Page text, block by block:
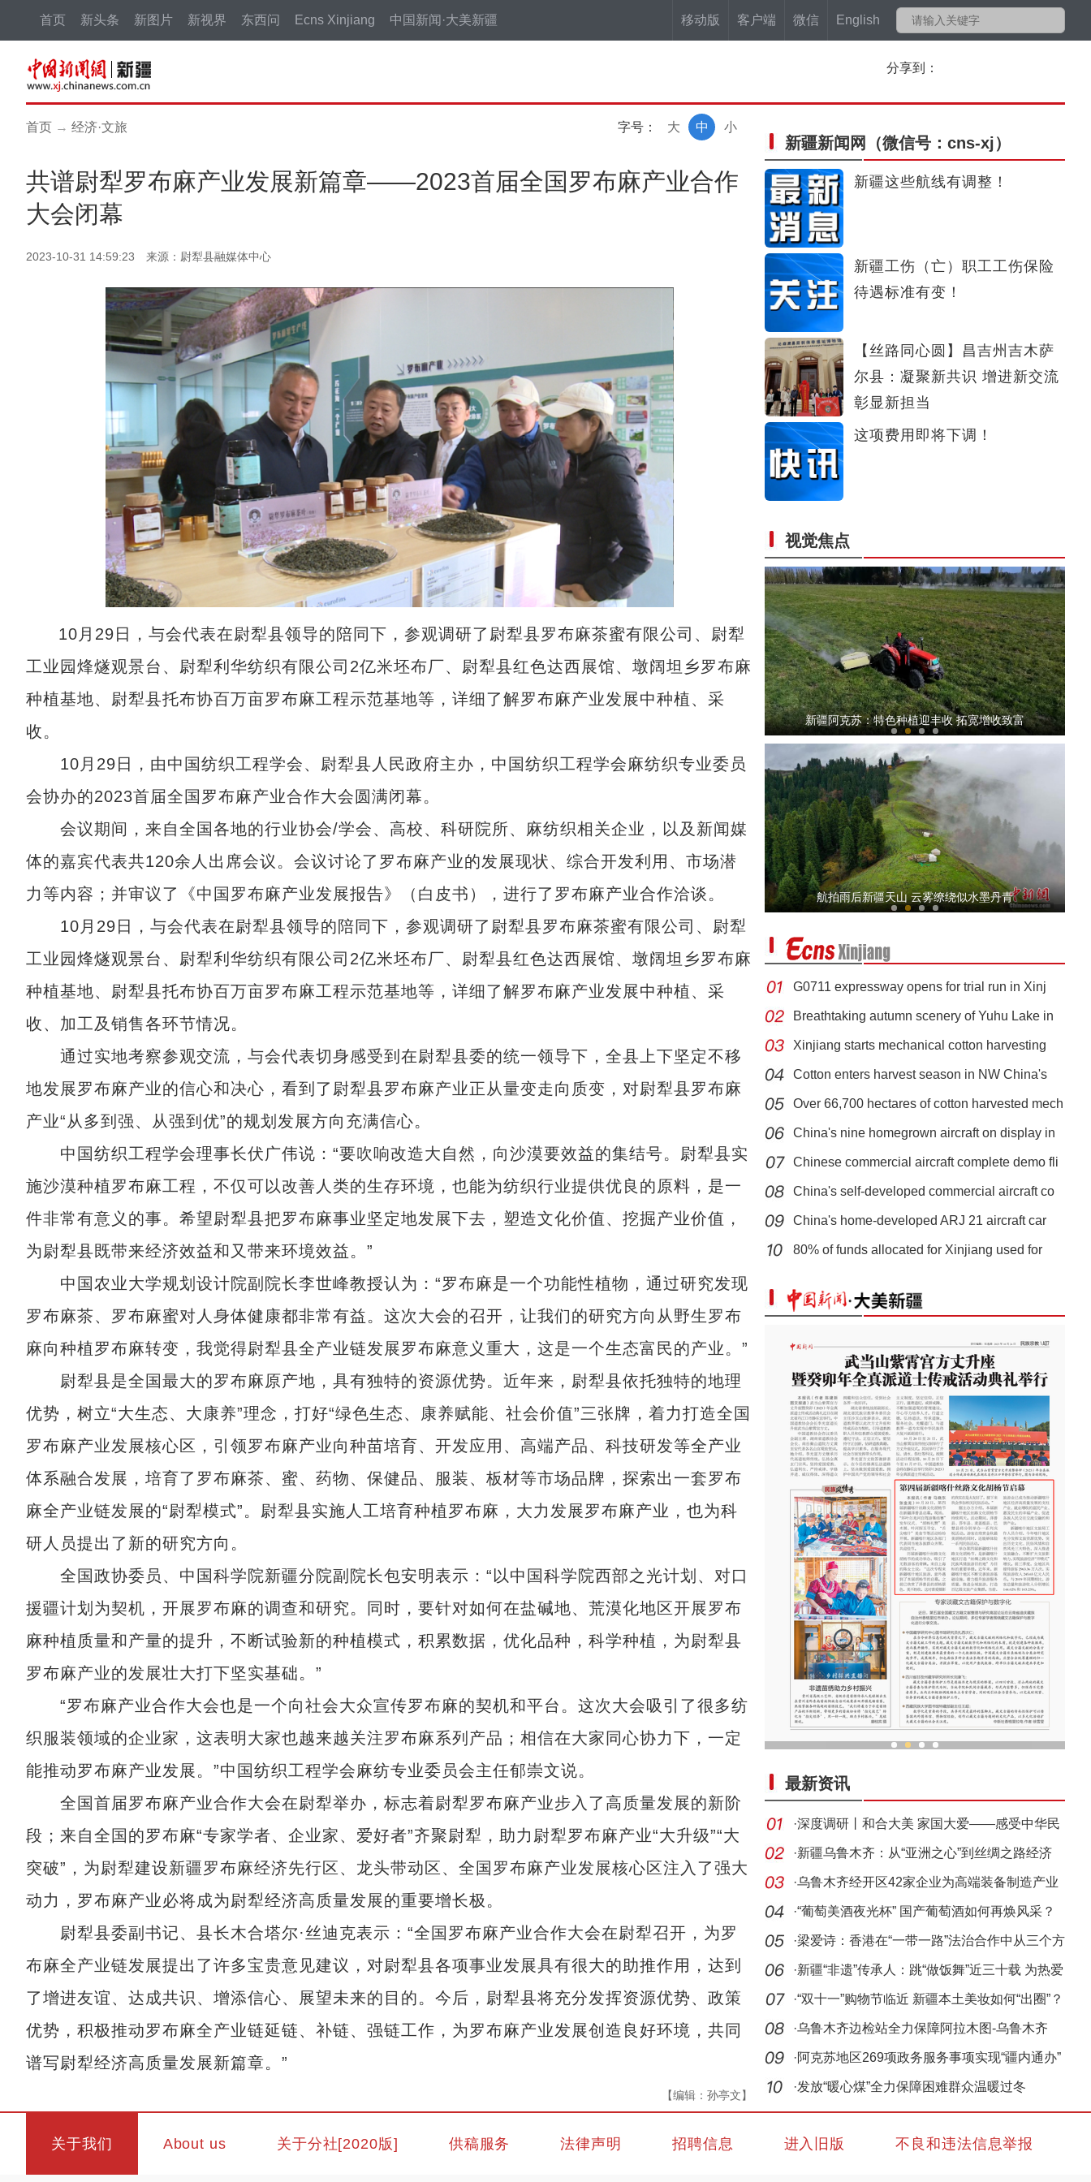
移动版 客户端 微信 English
首页 新头条 新图片 新视界 东西问 Ecns Xinjiang 中国新闻·大美新疆
分享到：
首页 → 经济·文旅 字号： 小
中
大
共谱尉犁罗布麻产业发展新篇章——2023首届全国罗布麻产业合作
大会闭幕
2023-10-31 14:59:23 来源：尉犁县融媒体中心
10月29日，与会代表在尉犁县领导的陪同下，参观调研了尉犁县罗布麻茶蜜有限公司、尉犁
工业园烽燧观景台、尉犁利华纺织有限公司2亿米坯布厂、尉犁县红色达西展馆、墩阔坦乡罗布麻
种植基地、尉犁县托布协百万亩罗布麻工程示范基地等，详细了解罗布麻产业发展中种植、采
收。
10月29日，由中国纺织工程学会、尉犁县人民政府主办，中国纺织工程学会麻纺织专业委员
会协办的2023首届全国罗布麻产业合作大会圆满闭幕。
会议期间，来自全国各地的行业协会/学会、高校、科研院所、麻纺织相关企业，以及新闻媒
体的嘉宾代表共120余人出席会议。会议讨论了罗布麻产业的发展现状、综合开发利用、市场潜
力等内容；并审议了《中国罗布麻产业发展报告》（白皮书），进行了罗布麻产业合作洽谈。
10月29日，与会代表在尉犁县领导的陪同下，参观调研了尉犁县罗布麻茶蜜有限公司、尉犁
工业园烽燧观景台、尉犁利华纺织有限公司2亿米坯布厂、尉犁县红色达西展馆、墩阔坦乡罗布麻
种植基地、尉犁县托布协百万亩罗布麻工程示范基地等，详细了解罗布麻产业发展中种植、采
收、加工及销售各环节情况。
通过实地考察参观交流，与会代表切身感受到在尉犁县委的统一领导下，全县上下坚定不移
地发展罗布麻产业的信心和决心，看到了尉犁县罗布麻产业正从量变走向质变，对尉犁县罗布麻
产业“从多到强、从强到优”的规划发展方向充满信心。
中国纺织工程学会理事长伏广伟说：“要吹响改造大自然，向沙漠要效益的集结号。尉犁县实
施沙漠种植罗布麻工程，不仅可以改善人类的生存环境，也能为纺织行业提供优良的原料，是一
件非常有意义的事。希望尉犁县把罗布麻事业坚定地发展下去，塑造文化价值、挖掘产业价值，
为尉犁县既带来经济效益和又带来环境效益。”
中国农业大学规划设计院副院长李世峰教授认为：“罗布麻是一个功能性植物，通过研究发现
罗布麻茶、罗布麻蜜对人身体健康都非常有益。这次大会的召开，让我们的研究方向从野生罗布
麻向种植罗布麻转变，我觉得尉犁县全产业链发展罗布麻意义重大，这是一个生态富民的产业。”
尉犁县是全国最大的罗布麻原产地，具有独特的资源优势。近年来，尉犁县依托独特的地理
优势，树立“大生态、大康养”理念，打好“绿色生态、康养赋能、社会价值”三张牌，着力打造全国
罗布麻产业发展核心区，引领罗布麻产业向种苗培育、开发应用、高端产品、科技研发等全产业
体系融合发展，培育了罗布麻茶、蜜、药物、保健品、服装、板材等市场品牌，探索出一套罗布
麻全产业链发展的“尉犁模式”。尉犁县实施人工培育种植罗布麻，大力发展罗布麻产业，也为科
研人员提出了新的研究方向。
全国政协委员、中国科学院新疆分院副院长包安明表示：“以中国科学院西部之光计划、对口
援疆计划为契机，开展罗布麻的调查和研究。同时，要针对如何在盐碱地、荒漠化地区开展罗布
麻种植质量和产量的提升，不断试验新的种植模式，积累数据，优化品种，科学种植，为尉犁县
罗布麻产业的发展壮大打下坚实基础。”
“罗布麻产业合作大会也是一个向社会大众宣传罗布麻的契机和平台。这次大会吸引了很多纺
织服装领域的企业家，这表明大家也越来越关注罗布麻系列产品；相信在大家同心协力下，一定
能推动罗布麻产业发展。”中国纺织工程学会麻纺专业委员会主任郁崇文说。
全国首届罗布麻产业合作大会在尉犁举办，标志着尉犁罗布麻产业步入了高质量发展的新阶
段；来自全国的罗布麻“专家学者、企业家、爱好者”齐聚尉犁，助力尉犁罗布麻产业“大升级”“大
突破”，为尉犁建设新疆罗布麻经济先行区、龙头带动区、全国罗布麻产业发展核心区注入了强大
动力，罗布麻产业必将成为尉犁经济高质量发展的重要增长极。
尉犁县委副书记、县长木合塔尔·丝迪克表示：“全国罗布麻产业合作大会在尉犁召开，为罗
布麻全产业链发展提出了许多宝贵意见建议，对尉犁县各项事业发展具有很大的助推作用，达到
了增进友谊、达成共识、增添信心、展望未来的目的。今后，尉犁县将充分发挥资源优势、政策
优势，积极推动罗布麻全产业链延链、补链、强链工作，为罗布麻产业发展创造良好环境，共同
谱写尉犁经济高质量发展新篇章。”
【编辑：孙亭文】
新疆新闻网 （微信号：cns-xj）
新疆这些航线有调整！
新疆工伤（亡）职工工伤保险
待遇标准有变！
【丝路同心圆】昌吉州吉木萨
尔县：凝聚新共识 增进新交流
彰显新担当
这项费用即将下调！
视觉焦点
新疆阿克苏：电商销售让家乡苹果走俏网络
新疆和静巴音布鲁克机场建设进入收尾阶段
新疆阿克苏：特色种植迎丰收 拓宽增收致富
新疆阿克苏：硕果盈枝喜增收
新疆和静巴音布鲁克机场建设进入收尾阶段
航拍雨后新疆天山 云雾缭绕似水墨丹青
G0711 expressway opens for trial run in Xinj
Breathtaking autumn scenery of Yuhu Lake in
Xinjiang starts mechanical cotton harvesting
Cotton enters harvest season in NW China's
Over 66,700 hectares of cotton harvested mech
China's nine homegrown aircraft on display in
Chinese commercial aircraft complete demo fli
China's self-developed commercial aircraft co
China's home-developed ARJ 21 aircraft car
80% of funds allocated for Xinjiang used for
《石榴的颜色》走进喀什
最新资讯
·深度调研丨和合大美 家国大爱——感受中华民
族现代
·新疆乌鲁木齐：从“亚洲之心”到丝绸之路经济
带“
·乌鲁木齐经开区42家企业为高端装备制造产业
链发展
·“葡萄美酒夜光杯” 国产葡萄酒如何再焕风采？
·梁爱诗：香港在“一带一路”法治合作中从三个方
面
·新疆“非遗”传承人：跳“做饭舞”近三十载 为热爱
·“双十一”购物节临近 新疆本土美妆如何“出圈”？
·乌鲁木齐边检站全力保障阿拉木图-乌鲁木齐
KC987
·阿克苏地区269项政务服务事项实现“疆内通办”
·发放“暖心煤”全力保障困难群众温暖过冬
关于我们 About us 关于分社[2020版] 供稿服务 法律声明 招聘信息 进入旧版 不良和违法信息举报